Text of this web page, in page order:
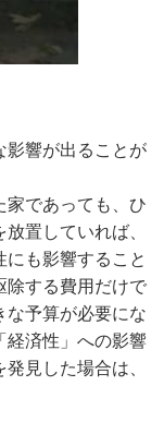
影響が出ることが
家であっても、ひ
置していれば、
も影響すること
除する費用だけで
な予算が必要にな
経済性」への影響
見した場合は、